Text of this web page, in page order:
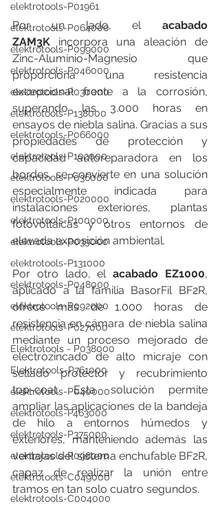
elektrotools-P01961
elektrotools-P064000
elektrotools-P099000
elektrotools-P046000
elektrotools-P030000
elektrotools-P138000
elektrotools-P066000
elektrotools-P102000
elektrotools-P036000
elektrotools-P020000
elektrotools-P100000
elektrotools-P035000
elektrotools-P131000
elektrotools-P048000
elektrotools-P092000
elektrotools-P027000
Elektrotools - P038000
Elektrotools-P761000
elektrotools-P040000
elektrotools-P463000
elektrotools-P375000
elektrotools-P098000
elektrotools-C049000
elektrotools-C004000
Por un lado, el acabado
ZAM3K incorpora una aleación de
Zinc-Aluminio-Magnesio que
proporciona una resistencia
excepcional frente a la corrosión,
superando las 3.000 horas en
ensayos de niebla salina. Gracias a sus
propiedades de protección y
capacidad autoreparadora en los
bordes, se convierte en una solución
especialmente indicada para
instalaciones exteriores, plantas
fotovoltaicas y otros entornos de
elevada exposición ambiental.
Por otro lado, el acabado EZ1000,
aplicado a la familia BasorFil BF2R,
ofrece más de 1.000 horas de
resistencia en cámara de niebla salina
mediante un proceso mejorado de
electrozincado de alto micraje con
sellado protector y recubrimiento
top-coat. Esta solución permite
ampliar las aplicaciones de la bandeja
de hilo a entornos húmedos y
exteriores, manteniendo además las
ventajas del sistema enchufable BF2R,
capaz de realizar la unión entre
tramos en tan solo cuatro segundos.